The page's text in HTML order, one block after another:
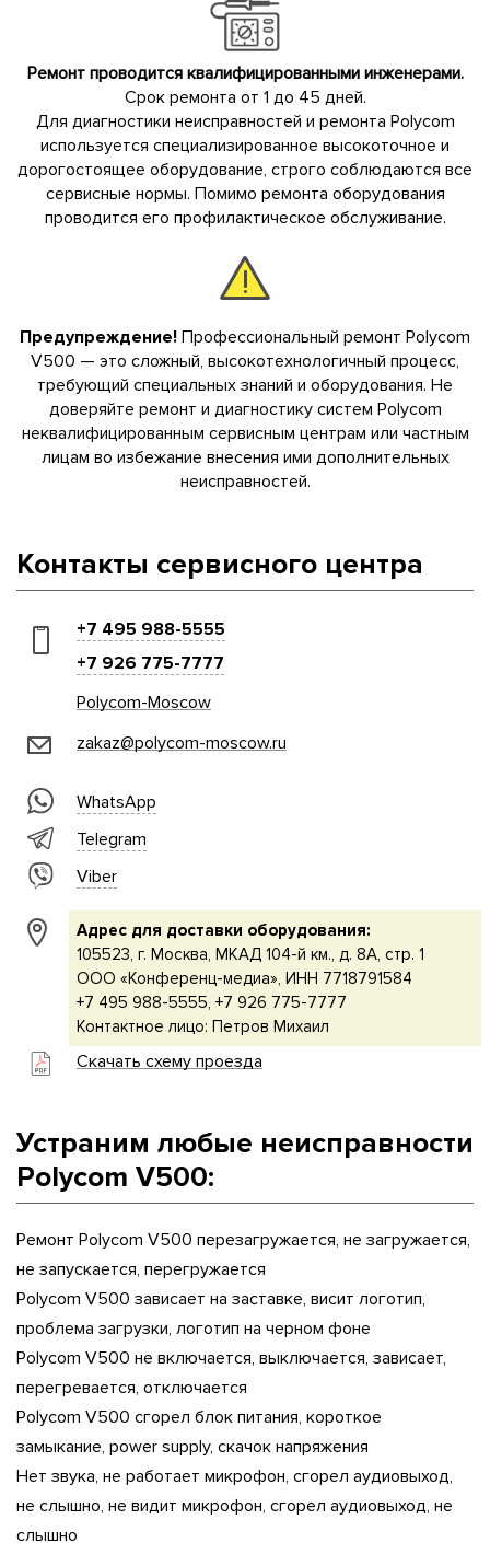
Ремонт проводится квалифицированными инженерами.
Срок ремонта от 1 до 45 дней.
Для диагностики неисправностей и ремонта Polycom
используется специализированное высокоточное и
дорогостоящее оборудование, строго соблюдаются все
сервисные нормы. Помимо ремонта оборудования
проводится его профилактическое обслуживание.
Предупреждение! Профессиональный ремонт Polycom
V500 — это сложный, высокотехнологичный процесс,
требующий специальных знаний и оборудования. Не
доверяйте ремонт и диагностику систем Polycom
неквалифицированным сервисным центрам или частным
лицам во избежание внесения ими дополнительных
неисправностей.
Контакты сервисного центра
+7 495 988-5555
+7 926 775-7777
Polycom-Moscow
zakaz@polycom-moscow.ru
WhatsApp
Telegram
Viber
Адрес для доставки оборудования:
105523, г. Москва, МКАД 104-й км., д. 8А, стр. 1
ООО «Конференц-медиа», ИНН 7718791584
+7 495 988-5555, +7 926 775-7777
Контактное лицо: Петров Михаил
Скачать схему проезда
Устраним любые неисправности
Polycom V500:
Ремонт Polycom V500 перезагружается, не загружается,
не запускается, перегружается
Polycom V500 зависает на заставке, висит логотип,
проблема загрузки, логотип на черном фоне
Polycom V500 не включается, выключается, зависает,
перегревается, отключается
Polycom V500 сгорел блок питания, короткое
замыкание, power supply, скачок напряжения
Нет звука, не работает микрофон, сгорел аудиовыход,
не слышно, не видит микрофон, сгорел аудиовыход, не
слышно